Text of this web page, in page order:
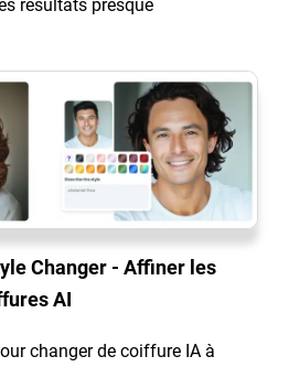
résultats presque
Changer - Affiner les
AI
changer de coiffure IA à